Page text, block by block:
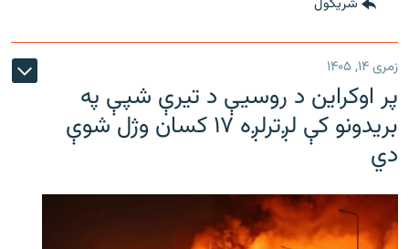
زمری ۱۴, ۱۴۰۵
پر اوکراین د روسیې د تیرې شپې په
بریدونو کې لږترلږه ۱۷ کسان وژل شوې
دي